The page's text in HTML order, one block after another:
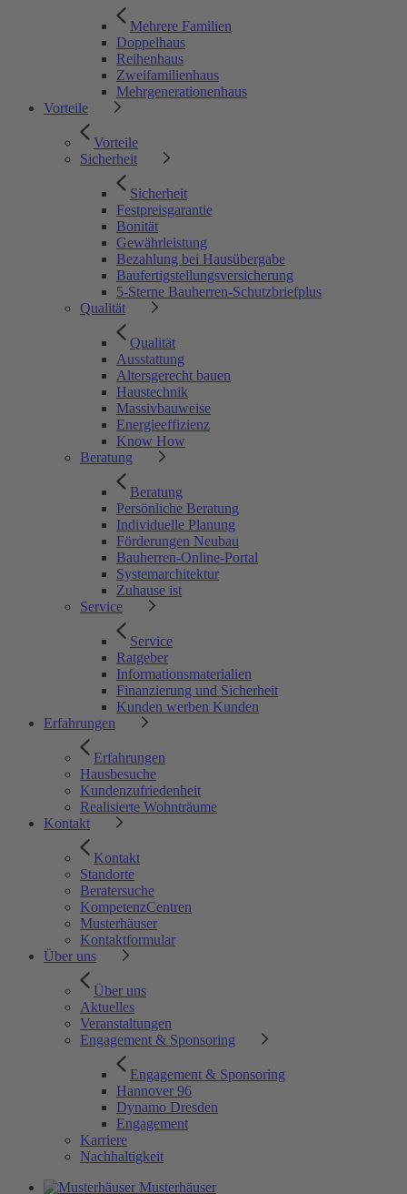
Mehrere Familien
Doppelhaus
Reihenhaus
Zweifamilienhaus
Mehrgenerationenhaus
Vorteile
Vorteile
Sicherheit
Sicherheit
Festpreisgarantie
Bonität
Gewährleistung
Bezahlung bei Hausübergabe
Baufertigstellungsversicherung
5-Sterne Bauherren-Schutzbriefplus
Qualität
Qualität
Ausstattung
Altersgerecht bauen
Haustechnik
Massivbauweise
Energieeffizienz
Know How
Beratung
Beratung
Persönliche Beratung
Individuelle Planung
Förderungen Neubau
Bauherren-Online-Portal
Systemarchitektur
Zuhause ist
Service
Service
Ratgeber
Informationsmaterialien
Finanzierung und Sicherheit
Kunden werben Kunden
Erfahrungen
Erfahrungen
Hausbesuche
Kundenzufriedenheit
Realisierte Wohnträume
Kontakt
Kontakt
Standorte
Beratersuche
KompetenzCentren
Musterhäuser
Kontaktformular
Über uns
Über uns
Aktuelles
Veranstaltungen
Engagement & Sponsoring
Engagement & Sponsoring
Hannover 96
Dynamo Dresden
Engagement
Karriere
Nachhaltigkeit
Musterhäuser